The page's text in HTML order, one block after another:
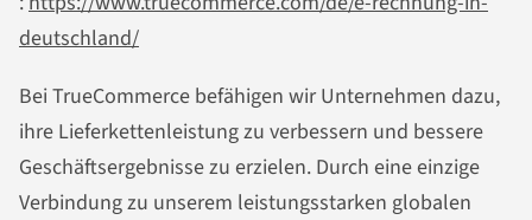
deutschland/
Bei TrueCommerce befähigen wir Unternehmen dazu,
ihre Lieferkettenleistung zu verbessern und bessere
Geschäftsergebnisse zu erzielen. Durch eine einzige
Verbindung zu unserem leistungsstarken globalen